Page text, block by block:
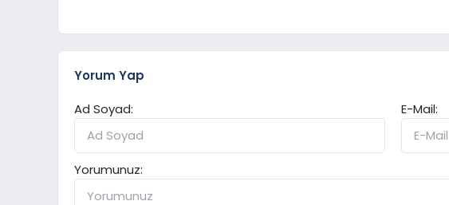
Yorum Yap
Ad Soyad:
E-Mail:
Yorumunuz: